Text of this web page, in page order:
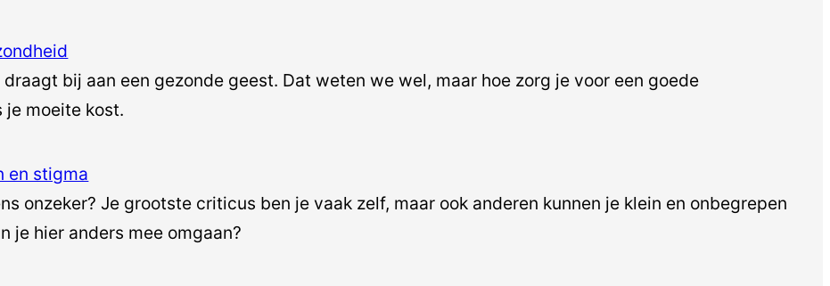
bij aan een gezonde geest. Dat weten we wel, maar hoe zorg je voor een goede
je moeite kost.
en stigma
onzeker? Je grootste criticus ben je vaak zelf, maar ook anderen kunnen je klein en onbegrepen
je hier anders mee omgaan?